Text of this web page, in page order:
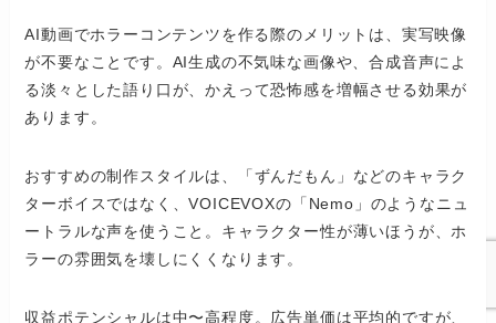
AI動画でホラーコンテンツを作る際のメリットは、実写映像
が不要なことです。AI生成の不気味な画像や、合成音声によ
る淡々とした語り口が、かえって恐怖感を増幅させる効果が
あります。
おすすめの制作スタイルは、「ずんだもん」などのキャラク
ターボイスではなく、VOICEVOXの「Nemo」のようなニュ
ートラルな声を使うこと。キャラクター性が薄いほうが、ホ
ラーの雰囲気を壊しにくくなります。
収益ポテンシャルは中〜高程度。広告単価は平均的ですが、